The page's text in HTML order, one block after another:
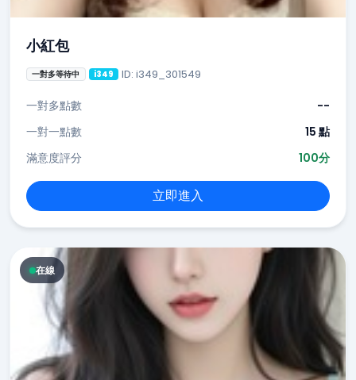
小紅包
一對多等待中 i349 ID: i349_301549
一對多點數
--
一對一點數
15 點
滿意度評分
100分
立即進入
在線